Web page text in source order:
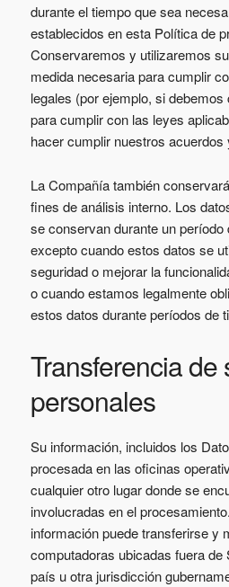
durante el tiempo que sea
establecidos en esta Política de
Conservaremos y utilizaremos
medida necesaria para cumplir
legales (por ejemplo, si
para cumplir con las leyes
hacer cumplir nuestros acuerdos
La Compañía también
fines de análisis interno. Los
se conservan durante un
excepto cuando estos datos se
seguridad o mejorar la
o cuando estamos legalmente
estos datos durante períodos de
Transferencia de
personales
Su información, incluidos los
procesada en las oficinas
cualquier otro lugar donde se
involucradas en el
información puede transferirse y
computadoras ubicadas fuera de
país u otra jurisdicción